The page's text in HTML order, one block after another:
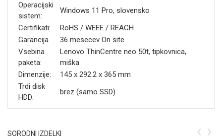
Operacijski
sistem:
Windows 11 Pro, slovensko
Certifikati:
RoHS / WEEE / REACH
Garancija
36 mesecev On site
Vsebina
paketa:
Lenovo ThinCentre neo 50t, tipkovnica,
miška
Dimenzije:
145 x 292.2 x 365 mm
Trdi disk
HDD:
brez (samo SSD)
SORODNI IZDELKI ‹ ›